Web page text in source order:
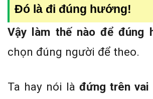
Đó là đi đúng hướng!
Vậy làm thế nào để đúng
chọn đúng người để theo.
Ta hay nói là đứng trên vai